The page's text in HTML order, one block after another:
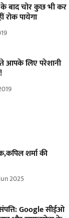
के बाद चोर कुछ भी कर
रोक पायेगा
आपके लिए परेशानी
शर्मा की
2025
Google सीईओ